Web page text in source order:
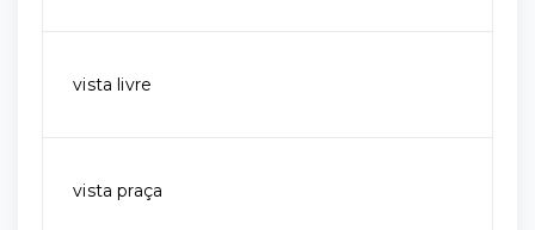
vista livre
vista praça